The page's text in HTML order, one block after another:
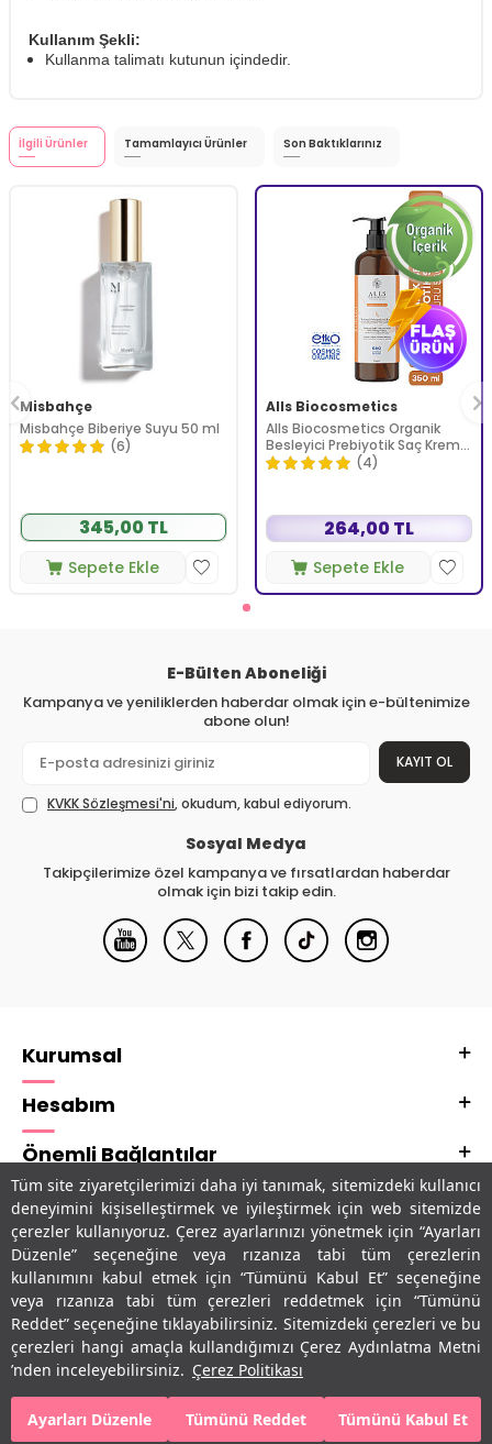
Tüm site ziyaretçilerimizi daha iyi tanımak, sitemizdeki kullanıcı
deneyimini kişiselleştirmek ve iyileştirmek için web sitemizde
çerezler kullanıyoruz. Çerez ayarlarınızı yönetmek için “Ayarları
Düzenle” seçeneğine veya rızanıza tabi tüm çerezlerin
kullanımını kabul etmek için “Tümünü Kabul Et” seçeneğine
veya rızanıza tabi tüm çerezleri reddetmek için “Tümünü
Reddet” seçeneğine tıklayabilirsiniz. Sitemizdeki çerezleri ve bu
çerezleri hangi amaçla kullandığımızı Çerez Aydınlatma Metni
’nden inceleyebilirsiniz. Çerez Politikası
Ayarları Düzenle Tümünü Reddet Tümünü Kabul Et
Kullanım Şekli:
Kullanma talimatı kutunun içindedir.
İlgili Ürünler Tamamlayıcı Ürünler Son Baktıklarınız
Misbahçe
Misbahçe Biberiye Suyu 50 ml
(6)
345,00 TL
Sepete Ekle
Alls Biocosmetics
Alls Biocosmetics Organik
Besleyici Prebiyotik Saç Kremi
350 ml
(4)
264,00 TL
Sepete Ekle
E-Bülten Aboneliği
Kampanya ve yeniliklerden haberdar olmak için e-bültenimize
abone olun!
KAYIT OL
KVKK Sözleşmesi'ni, okudum, kabul ediyorum.
Sosyal Medya
Takipçilerimize özel kampanya ve fırsatlardan haberdar
olmak için bizi takip edin.
Kurumsal
Hesabım
Önemli Bağlantılar
Adres & İletişim
Uygulamalarımız